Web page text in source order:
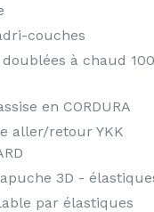
couches
à chaud
en CORDURA
aller/retour YKK
3D -
par élastiques